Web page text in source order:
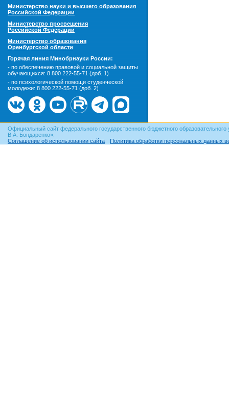
Министерство науки и высшего образования
Российской Федерации
Министерство просвещения
Российской Федерации
Министерство образования
Оренбургской области
Горячая линия Минобрнауки России:
- по обеспечению правовой и социальной защиты
обучающихся: 8 800 222-55-71 (доб. 1)
- по психологической помощи студенческой
молодежи: 8 800 222-55-71 (доб. 2)
Официальный сайт федерального государственного бюджетного
В.А. Бондаренко».
Соглашение об использовании сайта
Политика обработки персональных данных